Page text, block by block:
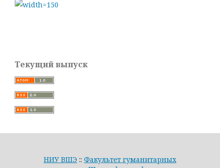
Текущий выпуск
НИУ ВШЭ :: Факультет гуманитарных